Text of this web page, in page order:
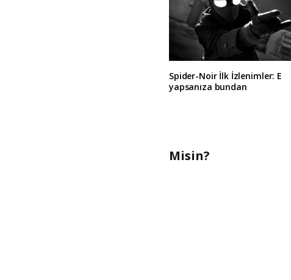
Spider-Noir İlk İzlenimler: E
yapsanıza bundan
Misin?